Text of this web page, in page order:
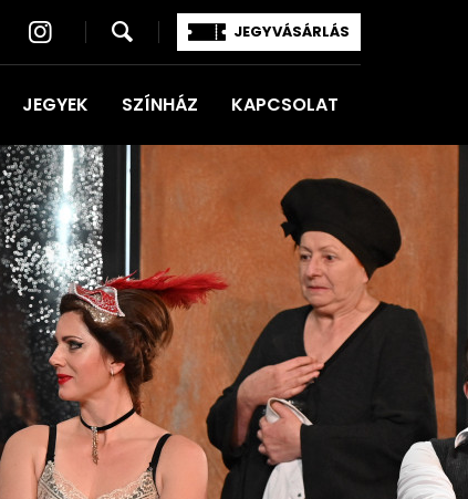
JEGYVÁSÁRLÁS
JEGYEK SZÍNHÁZ KAPCSOLAT